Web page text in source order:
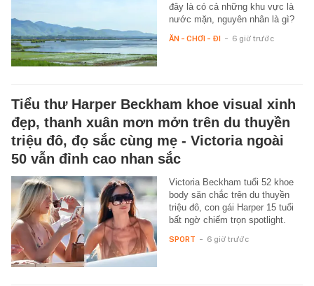
đây là có cả những khu vực là
nước mặn, nguyên nhân là gì?
ĂN - CHƠI - ĐI - 6 giờ trước
Tiểu thư Harper Beckham khoe visual xinh
đẹp, thanh xuân mơn mởn trên du thuyền
triệu đô, đọ sắc cùng mẹ - Victoria ngoài
50 vẫn đỉnh cao nhan sắc
Victoria Beckham tuổi 52 khoe
body săn chắc trên du thuyền
triệu đô, con gái Harper 15 tuổi
bất ngờ chiếm trọn spotlight.
SPORT - 6 giờ trước